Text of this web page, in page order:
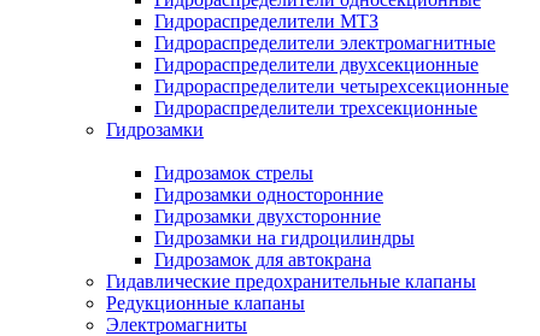
Гидрораспределители МТЗ
Гидрораспределители электромагнитные
Гидрораспределители двухсекционные
Гидрораспределители четырехсекционные
Гидрораспределители трехсекционные
Гидрозамки
Гидрозамок стрелы
Гидрозамки односторонние
Гидрозамки двухсторонние
Гидрозамки на гидроцилиндры
Гидрозамок для автокрана
Гидавлические предохранительные клапаны
Редукционные клапаны
Электромагниты